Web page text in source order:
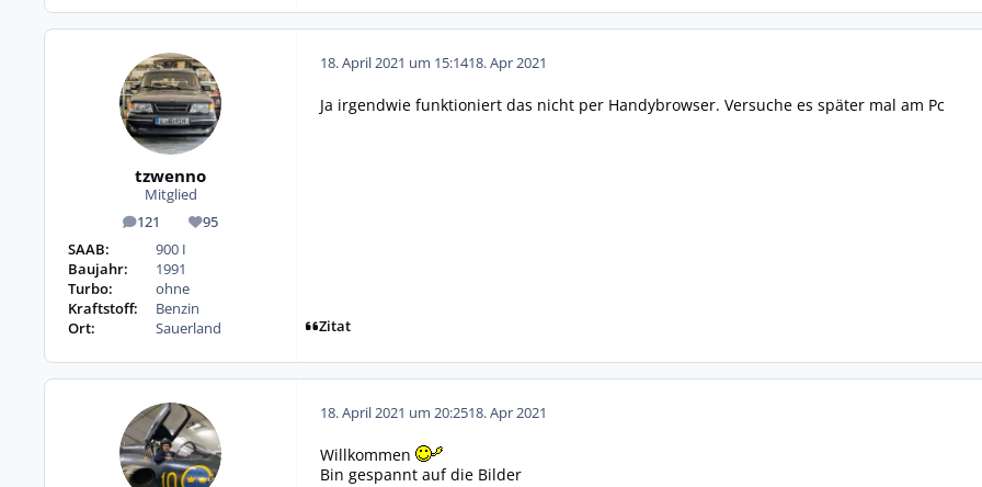
tzwenno
Mitglied
121
Beiträge 95
Reputation
SAAB:
900 I
Baujahr:
1991
Turbo:
ohne
Kraftstoff:
Benzin
Ort:
Sauerland
18. April 2021 um 15:1418. Apr 2021
Ja irgendwie funktioniert das nicht per Handybrowser. Versuche es später mal am Pc
Zitat
18. April 2021 um 20:2518. Apr 2021
Willkommen
Bin gespannt auf die Bilder